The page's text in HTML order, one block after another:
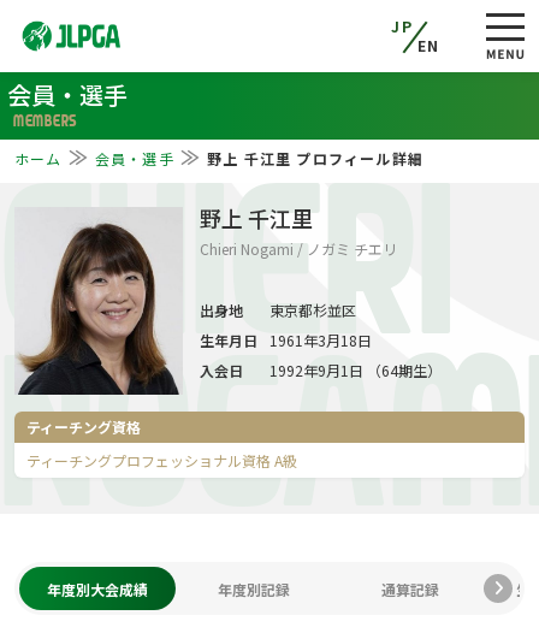
JP
EN
会員・選手
MEMBERS
ホーム 会員・選手 野上 千江里 プロフィール詳細
CHIERI
野上 千江里
Chieri Nogami / ノガミ チエリ
ティーチング資格
ティーチングプロフェッショナル資格 A級
出身地
東京都杉並区
生年月日
1961年3月18日
入会日
1992年9月1日 （64期生）
年度別大会成績 年度別記録 通算記録 生